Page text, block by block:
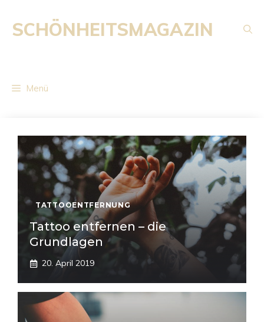
Inhalt
springen
SCHÖNHEITSMAGAZIN
Menü
TATTOOENTFERNUNG
Tattoo entfernen – die
Grundlagen
20. April 2019